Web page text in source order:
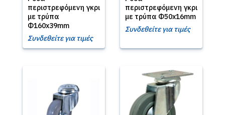
περιστρεφόμενη γκρι
με τρύπα
Φ160x39mm
Συνδεθείτε για τιμές
περιστρεφόμενη γκρι
με τρύπα Φ50x16mm
Συνδεθείτε για τιμές